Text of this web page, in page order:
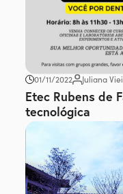
01/11/2022 Juliana
Etec Rubens de
tecnológica